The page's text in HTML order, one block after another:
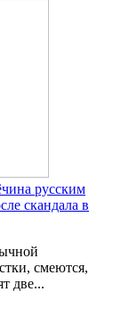
русским
скандала в
смеются,
две...